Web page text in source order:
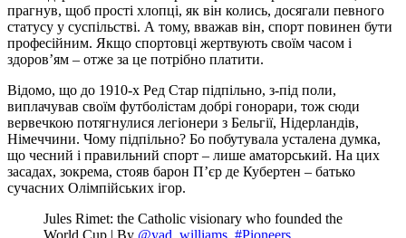
прагнув, щоб прості хлопці, як він колись, досягали певного
статусу у суспільстві. А тому, вважав він, спорт повинен бути
професійним. Якщо спортовці жертвують своїм часом і
здоров’ям – отже за це потрібно платити.
Відомо, що до 1910-х Ред Стар підпільно, з-під поли,
виплачував своїм футболістам добрі гонорари, тож сюди
вервечкою потягнулися легіонери з Бельгії, Нідерландів,
Німеччини. Чому підпільно? Бо побутувала усталена думка,
що чесний і правильний спорт – лише аматорський. На цих
засадах, зокрема, стояв барон П’єр де Кубертен – батько
сучасних Олімпійських ігор.
Jules Rimet: the Catholic visionary who founded the
World Cup | By @yad_williams #Pioneers